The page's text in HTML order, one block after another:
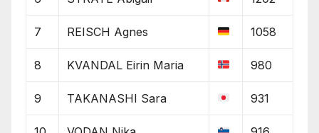
7 REISCH Agnes 1058
8 KVANDAL Eirin Maria 980
9 TAKANASHI Sara 931